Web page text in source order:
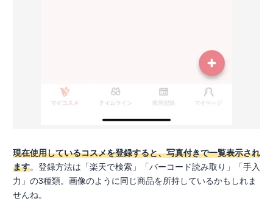
現在使用しているコスメを登録すると、写真付きで一覧表示され
ます。登録方法は「楽天で検索」「バーコード読み取り」「手入
力」の3種類。画像のように同じ商品を所持しているかもしれま
せんね。